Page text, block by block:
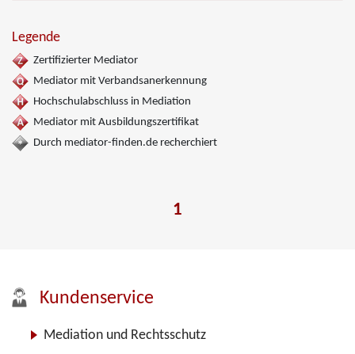
Legende
Zertifizierter Mediator
Mediator mit Verbandsanerkennung
Hochschulabschluss in Mediation
Mediator mit Ausbildungszertifikat
Durch mediator-finden.de recherchiert
1
Kundenservice
Mediation und Rechtsschutz